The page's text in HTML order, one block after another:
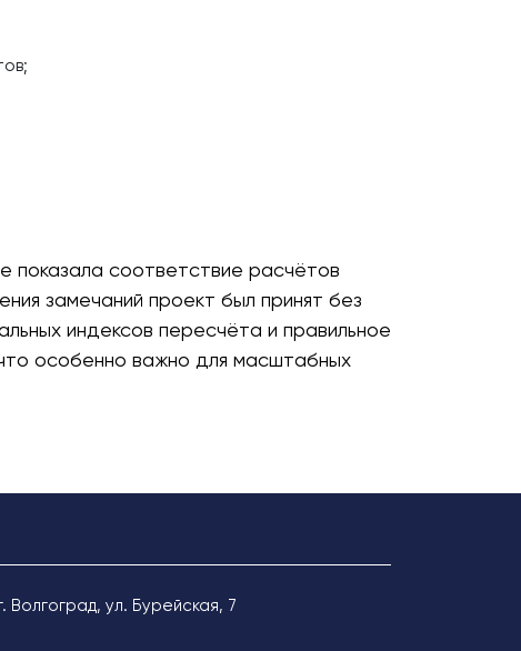
показала соответствие расчётов
замечаний проект был принят без
индексов пересчёта и правильное
особенно важно для масштабных
Волгоград, ул. Бурейская, 7